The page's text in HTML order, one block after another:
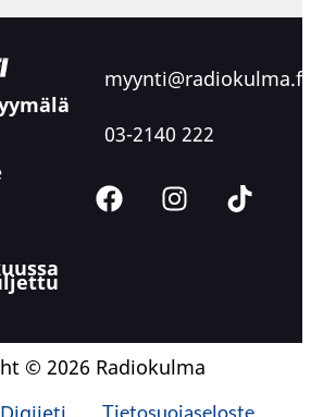
myynti@radiokulma.fi
03-2140 222
© 2026 Radiokulma
Tietosuojaseloste